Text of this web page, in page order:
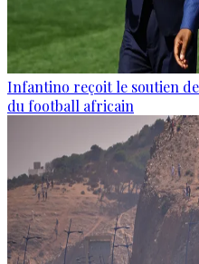
Infantino reçoit le soutien
du football africain